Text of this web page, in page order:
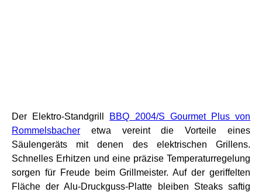
Der Elektro-Standgrill BBQ 2004/S Gourmet Plus von
Rommelsbacher etwa vereint die Vorteile eines
Säulengeräts mit denen des elektrischen Grillens.
Schnelles Erhitzen und eine präzise Temperaturregelung
sorgen für Freude beim Grillmeister. Auf der geriffelten
Fläche der Alu-Druckguss-Platte bleiben Steaks saftig